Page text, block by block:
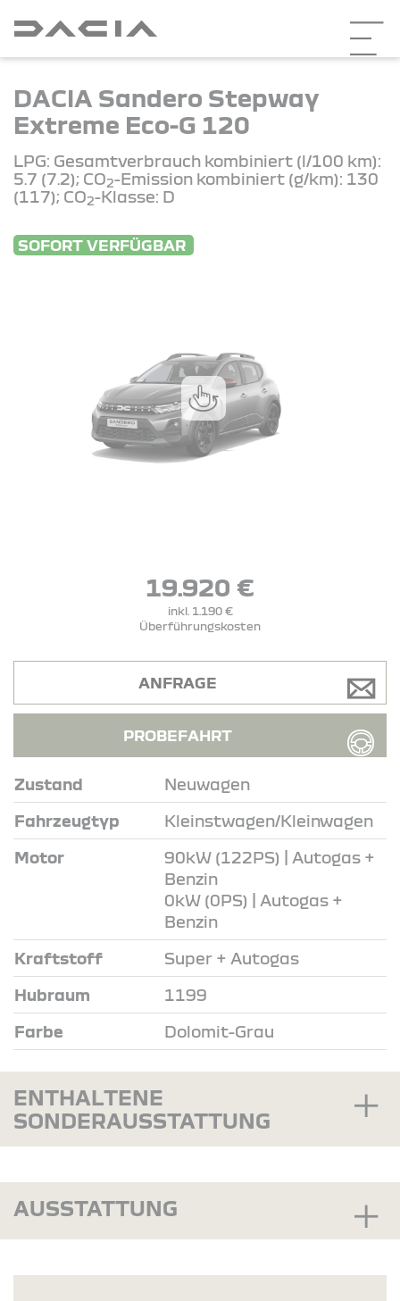
DACIA Sandero Stepway
Extreme Eco-G 120
LPG: Gesamtverbrauch kombiniert (l/100 km):
5.7 (7.2); CO2-Emission kombiniert (g/km): 130
(117); CO2-Klasse: D
SOFORT VERFÜGBAR
19.920 €
inkl. 1.190 €
Überführungskosten
Zustand Neuwagen
Fahrzeugtyp Kleinstwagen/Kleinwagen
Motor
90kW (122PS) | Autogas +
Benzin
0kW (0PS) | Autogas +
Benzin
Kraftstoff Super + Autogas
Hubraum 1199
Farbe Dolomit-Grau
ANFRAGE
PROBEFAHRT
ENTHALTENE
SONDERAUSSTATTUNG
AUSSTATTUNG